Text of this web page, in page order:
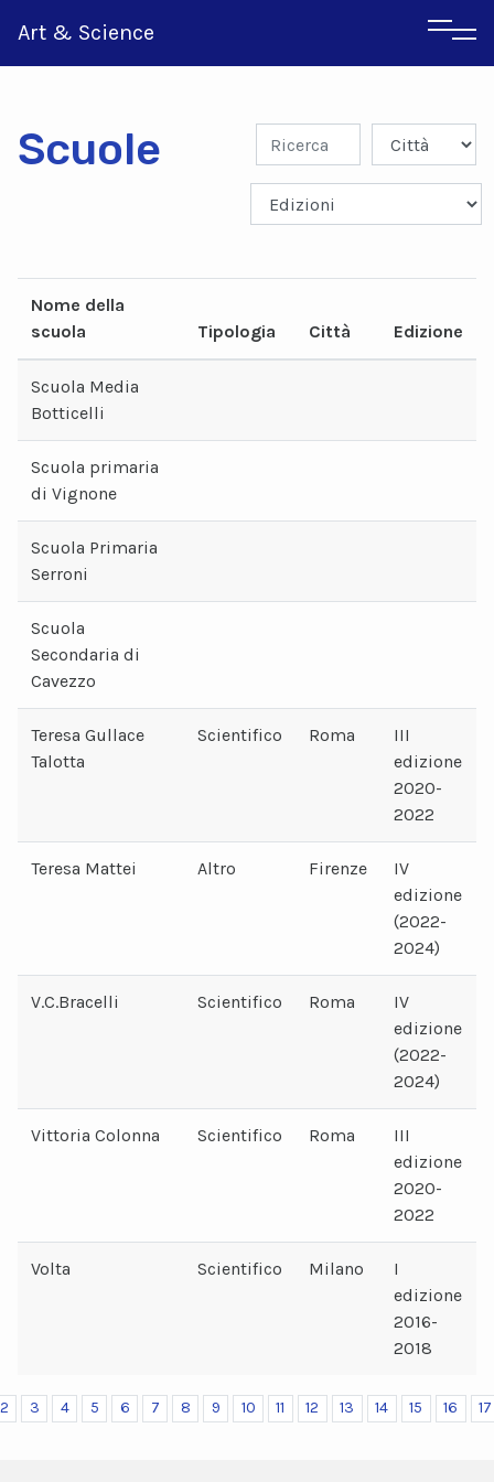
Art & Science
Inglese
Scuole
Nome della
scuola
Tipologia Città Edizione
Scuola Media
Botticelli
Scuola primaria
di Vignone
Scuola Primaria
Serroni
Scuola
Secondaria di
Cavezzo
Teresa Gullace
Talotta
Scientifico Roma
III
edizione
2020-
2022
Teresa Mattei Altro Firenze
IV
edizione
(2022-
2024)
V.C.Bracelli Scientifico Roma
IV
edizione
(2022-
2024)
Vittoria Colonna Scientifico Roma
III
edizione
2020-
2022
Volta Scientifico Milano
I
edizione
2016-
2018
2 3 4 5 6 7 8 9 10 11 12 13 14 15 16 17